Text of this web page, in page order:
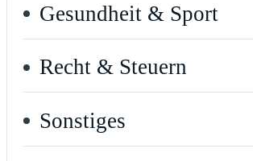
Gesundheit & Sport
Recht & Steuern
Sonstiges